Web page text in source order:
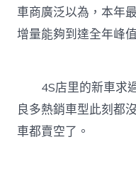
車商廣泛以為，本年
增量能夠到達全年峰
4S店里的新車求過
良多熱銷車型此刻都
車都賣空了。